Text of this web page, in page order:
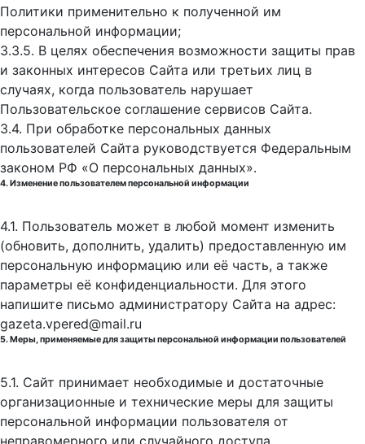
Политики применительно к полученной им
персональной информации;
3.3.5. В целях обеспечения возможности защиты прав
и законных интересов Сайта или третьих лиц в
случаях, когда пользователь нарушает
Пользовательское соглашение сервисов Сайта.
3.4. При обработке персональных данных
пользователей Сайта руководствуется Федеральным
законом РФ «О персональных данных».
4. Изменение пользователем персональной информации
4.1. Пользователь может в любой момент изменить
(обновить, дополнить, удалить) предоставленную им
персональную информацию или её часть, а также
параметры её конфиденциальности. Для этого
напишите письмо администратору Сайта на адрес:
gazeta.vpered@mail.ru
5. Меры, применяемые для защиты персональной информации пользователей
5.1. Сайт принимает необходимые и достаточные
организационные и технические меры для защиты
персональной информации пользователя от